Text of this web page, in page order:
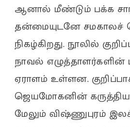
ஆனால் மீண்டும் பக்க
தன்மையுடனே சமகாலச்
நிகழ்கிறது. நூலில்
நாவல் எழுத்தாளர்களின்
ஏராளம் உள்ளன.
ஜெயமோகனின்
மேலும் விஷ்ணுபுரம்